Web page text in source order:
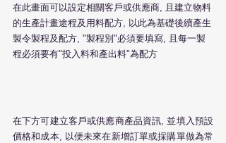
在此畫面可以設定相關客戶或供應商, 且建立物料
的生產計畫途程及用料配方, 以此為基礎後續產生
製令製程及配方, "製程別"必須要填寫, 且每一製
程必須要有"投入料和產出料"為配方
在下方可建立客戶或供應商產品資訊, 並填入預設
價格和成本, 以便未來在新增訂單或採購單做為常